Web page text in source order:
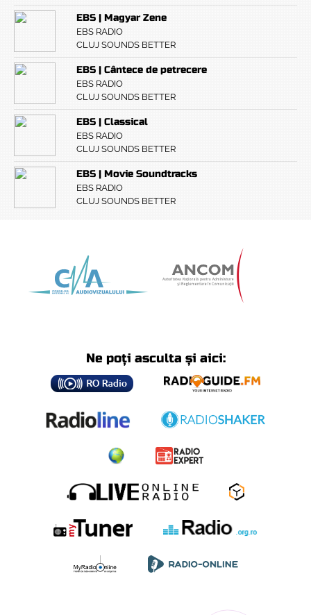
EBS | Magyar Zene
EBS RADIO
CLUJ SOUNDS BETTER
EBS | Cântece de petrecere
EBS RADIO
CLUJ SOUNDS BETTER
EBS | Classical
EBS RADIO
CLUJ SOUNDS BETTER
EBS | Movie Soundtracks
EBS RADIO
CLUJ SOUNDS BETTER
Ne poți asculta și aici: